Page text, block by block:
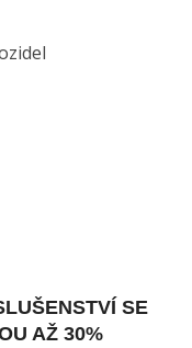
SE
AŽ 30%